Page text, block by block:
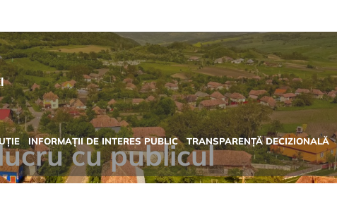
INFORMAȚII DE INTERES PUBLIC TRANSPARENȚĂ DECIZIONALĂ
cu publicul